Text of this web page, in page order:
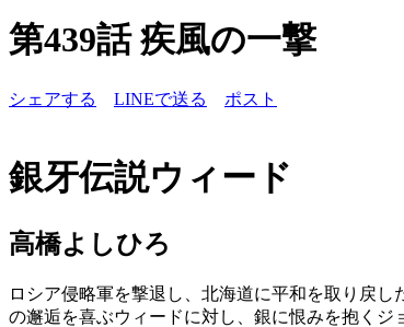
第439話 疾風の一撃
シェアする LINEで送る ポスト
銀牙伝説ウィード
高橋よしひろ
ロシア侵略軍を撃退し、北海道に平和を取り戻
の邂逅を喜ぶウィードに対し、銀に恨みを抱く